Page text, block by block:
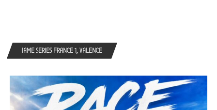
IAME SERIES FRANCE 1, VALENCE